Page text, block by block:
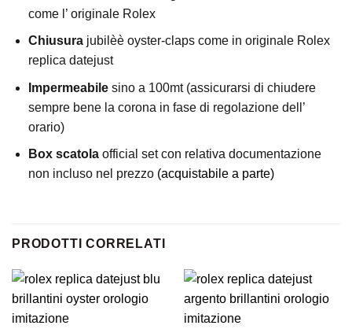
come l’ originale Rolex
Chiusurajubilèè oyster-claps come in originale Rolex
replica datejust
Impermeabilesino a 100mt (assicurarsi di chiudere
sempre bene la corona in fase di regolazione dell’
orario)
Box scatolaofficial set con relativa documentazione
non incluso nel prezzo (acquistabile a parte)
PRODOTTI CORRELATI